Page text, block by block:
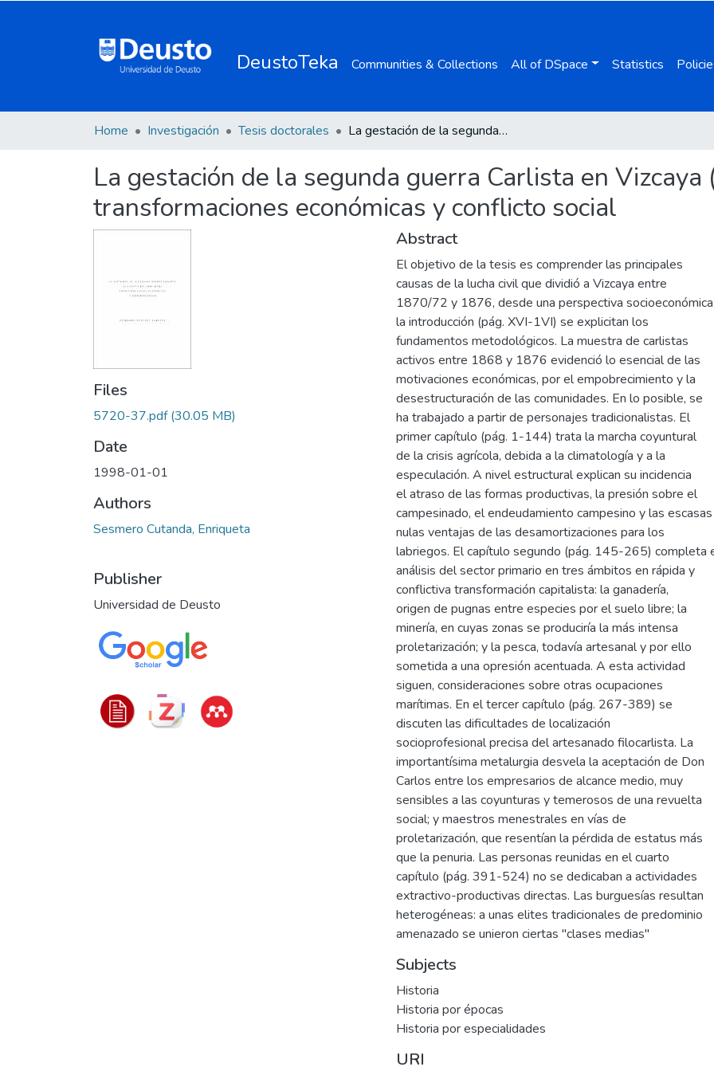
DeustoTeka Communities & Collections All of DSpace Statistics
Home Investigación Tesis doctorales La gestación de la segunda guerra Carlista en Vizcaya (ca. 1850-1870): transformaciones económicas y conflicto social
La gestación de la segunda guerra Carlista en
transformaciones económicas y conflicto social
Files
5720-37.pdf(30.05 MB)
Date
1998-01-01
Authors
Sesmero Cutanda, Enriqueta
Publisher
Universidad de Deusto
Abstract
El objetivo de la tesis es comprender las principales
causas de la lucha civil que dividió a Vizcaya entre
1870/72 y 1876, desde una perspectiva
la introducción (pág. XVI-1VI) se explicitan los
fundamentos metodológicos. La muestra de carlistas
activos entre 1868 y 1876 evidenció lo esencial de las
motivaciones económicas, por el empobrecimiento y la
desestructuración de las comunidades. En lo posible, se
ha trabajado a partir de personajes tradicionalistas. El
primer capítulo (pág. 1-144) trata la marcha coyuntural
de la crisis agrícola, debida a la climatología y a la
especulación. A nivel estructural explican su incidencia
el atraso de las formas productivas, la presión sobre el
campesinado, el endeudamiento campesino y las
nulas ventajas de las desamortizaciones para los
labriegos. El capítulo segundo (pág. 145-265) completa
análisis del sector primario en tres ámbitos en rápida y
conflictiva transformación capitalista: la ganadería,
origen de pugnas entre especies por el suelo libre; la
minería, en cuyas zonas se produciría la más intensa
proletarización; y la pesca, todavía artesanal y por ello
sometida a una opresión acentuada. A esta actividad
siguen, consideraciones sobre otras ocupaciones
marítimas. En el tercer capítulo (pág. 267-389) se
discuten las dificultades de localización
socioprofesional precisa del artesanado filocarlista. La
importantísima metalurgia desvela la aceptación de Don
Carlos entre los empresarios de alcance medio, muy
sensibles a las coyunturas y temerosos de una revuelta
social; y maestros menestrales en vías de
proletarización, que resentían la pérdida de estatus más
que la penuria. Las personas reunidas en el cuarto
capítulo (pág. 391-524) no se dedicaban a actividades
extractivo-productivas directas. Las burguesías resultan
heterogéneas: a unas elites tradicionales de predominio
amenazado se unieron ciertas "clases medias"
Subjects
Historia
Historia por épocas
Historia por especialidades
URI